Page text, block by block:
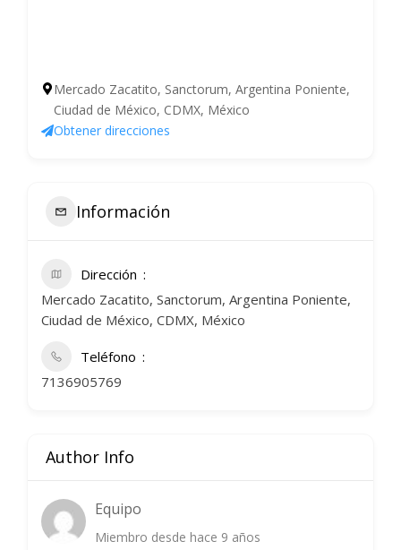
Mercado Zacatito, Sanctorum, Argentina Poniente,
Ciudad de México, CDMX, México
Obtener direcciones
Información
Dirección
Mercado Zacatito, Sanctorum, Argentina Poniente,
Ciudad de México, CDMX, México
Teléfono
7136905769
Author Info
Equipo
Miembro desde hace 9 años